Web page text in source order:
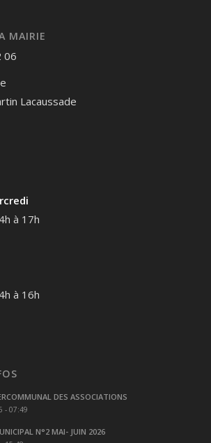
MAIRIE
06
Lacaussade
à 17h
à 16h
DES ASSOCIATIONS
- 07:49
N°2 MAI- JUIN 2026